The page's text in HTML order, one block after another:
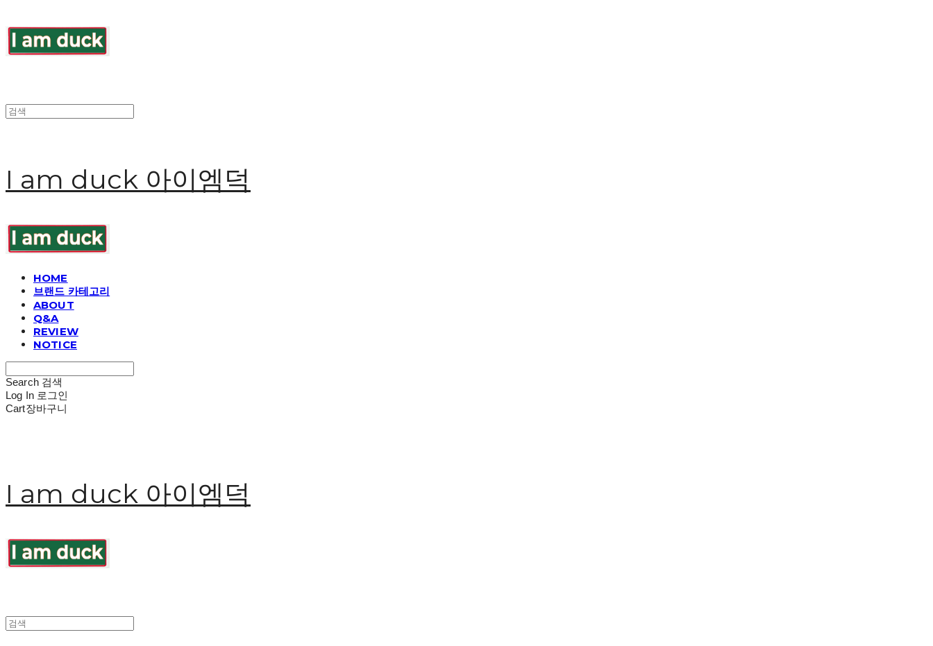
I am duck 아이엠덕
HOME
브랜드 카테고리
ABOUT
Q&A
REVIEW
NOTICE
Search 검색
Log In 로그인
Cart장바구니
I am duck 아이엠덕